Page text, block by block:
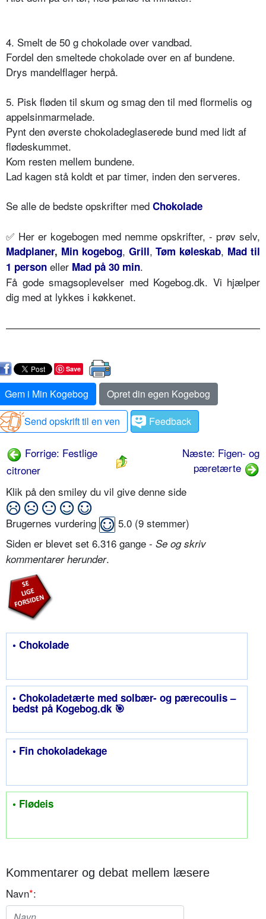
4. Smelt de 50 g chokolade over vandbad.
Fordel den smeltede chokolade over en af bundene.
Drys mandelflager herpå.
5. Pisk fløden til skum og smag den til med flormelis og
appelsinmarmelade.
Pynt den øverste chokoladeglaserede bund med lidt af
flødeskummet.
Kom resten mellem bundene.
Lad kagen stå koldt et par timer, inden den serveres.
Se alle de bedste opskrifter med Chokolade
✅ Her er kogebogen med nemme opskrifter, - prøv selv,
Madplaner, Min kogebog, Grill,Tøm køleskab, Mad til
1 person eller Mad på 30 min.
Få gode smagsoplevelser med Kogebog.dk. Vi hjælper
dig med at lykkes i køkkenet.
Save
Gem i Min Kogebog
Opret din egen Kogebog
Send opskrift til en ven
Feedback
Forrige: Festlige
citroner
Næste: Figen- og
pæretærte
Klik på den smiley du vil give denne side
Brugernes vurdering 5.0 (9 stemmer)
Siden er blevet set 6.316 gange - Se og skriv
kommentarer herunder.
• Chokolade
• Chokoladetærte med solbær- og pærecoulis –
bedst på Kogebog.dk 🎯
• Fin chokoladekage
• Flødeis
Kommentarer og debat mellem læsere
Navn*: